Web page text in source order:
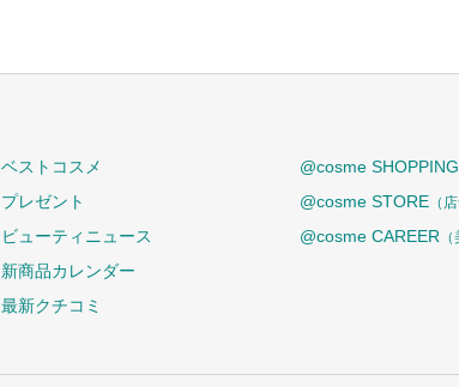
ベストコスメ
プレゼント
ビューティニュース
新商品カレンダー
最新クチコミ
@cosme SHOPPING
@cosme STORE （
@cosme CAREER